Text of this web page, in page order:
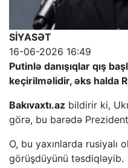
SİYASƏT
16-06-2026 16:49
Putinlə danışıqlar qış
keçirilməlidir, əks halda
Bakıvaxtı.az bildirir ki,
görə, bu barədə
O, bu yaxınlarda rusiyalı
görüşdüyünü təsdiqləyib.